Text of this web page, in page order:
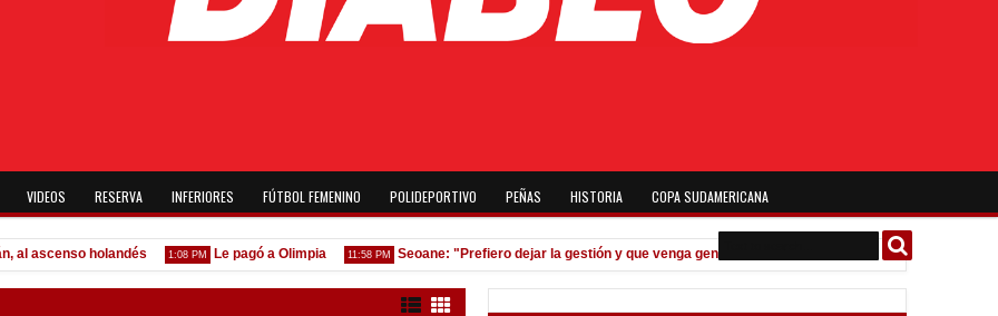
VIDEOS RESERVA INFERIORES FÚTBOL FEMENINO POLIDEPORTIVO PEÑAS HISTORIA COPA SUDAMERICANA
holandés 1:08 PM Le pagó a Olimpia 11:58 PM Seoane: "Prefiero dejar la gestión y que venga gente nueva" Todo confirmado en la Copa